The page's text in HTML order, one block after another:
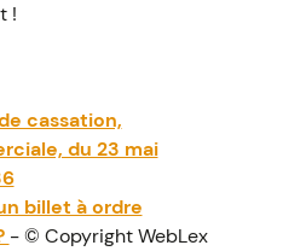
!
cassation,
du 23 mai
billet à ordre
- © Copyright WebLex